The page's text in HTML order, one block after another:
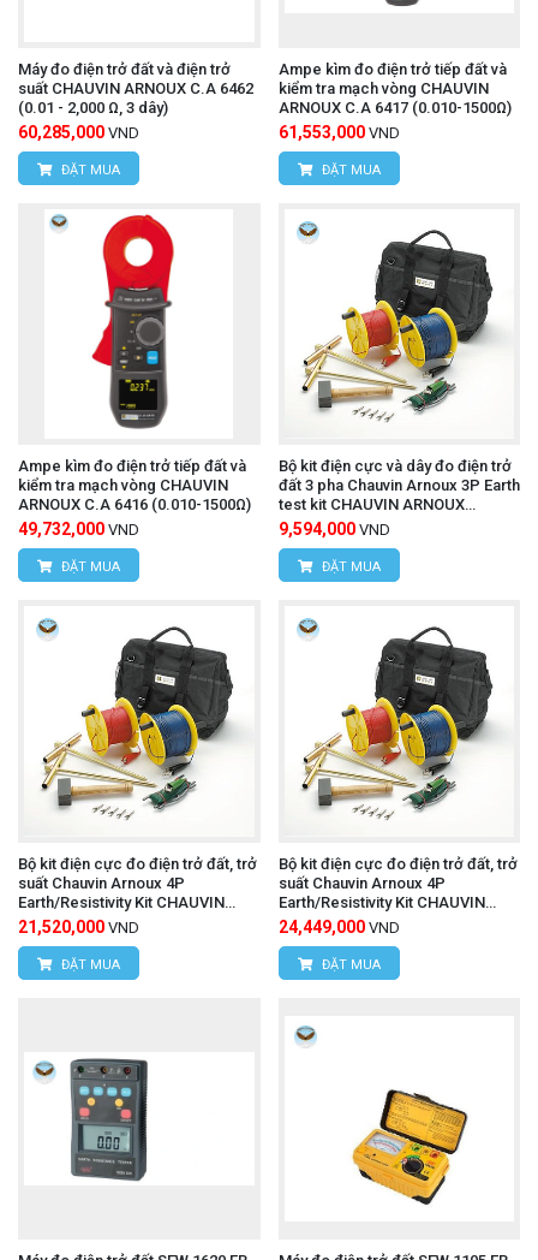
Máy đo điện trở đất và điện trở
suất CHAUVIN ARNOUX C.A 6462
(0.01 - 2,000 Ω, 3 dây)
60,285,000 VND
ĐẶT MUA
Ampe kìm đo điện trở tiếp đất và
kiểm tra mạch vòng CHAUVIN
ARNOUX C.A 6417 (0.010-1500Ω)
61,553,000 VND
ĐẶT MUA
Ampe kìm đo điện trở tiếp đất và
kiểm tra mạch vòng CHAUVIN
ARNOUX C.A 6416 (0.010-1500Ω)
49,732,000 VND
ĐẶT MUA
Bộ kit điện cực và dây đo điện trở
đất 3 pha Chauvin Arnoux 3P Earth
test kit CHAUVIN ARNOUX
P01102021 (50m)
9,594,000 VND
ĐẶT MUA
Bộ kit điện cực đo điện trở đất, trở
suất Chauvin Arnoux 4P
Earth/Resistivity Kit CHAUVIN
ARNOUX P01102024 (100m)
21,520,000 VND
ĐẶT MUA
Bộ kit điện cực đo điện trở đất, trở
suất Chauvin Arnoux 4P
Earth/Resistivity Kit CHAUVIN
ARNOUX P01102025 (150m)
24,449,000 VND
ĐẶT MUA